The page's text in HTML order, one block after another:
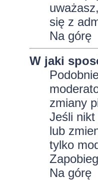
się z
Na górę
W jaki
zmiany
Jeśli nikt
lub
tylko
Na górę